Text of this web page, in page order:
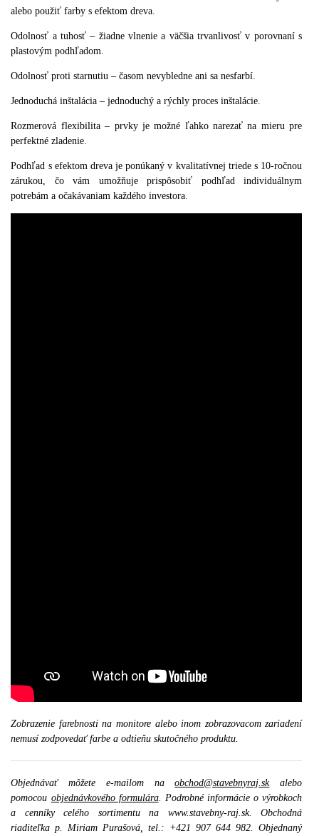
alebo použiť farby s efektom dreva.
Odolnosť a tuhosť – žiadne vlnenie a väčšia trvanlivosť v porovnaní s
plastovým podhľadom.
Odolnosť proti starnutiu – časom nevybledne ani sa nesfarbí.
Jednoduchá inštalácia – jednoduchý a rýchly proces inštalácie.
Rozmerová flexibilita – prvky je možné ľahko narezať na mieru pre
perfektné zladenie.
Podhľad s efektom dreva je ponúkaný v kvalitatívnej triede s 10-ročnou
zárukou, čo vám umožňuje prispôsobiť podhľad individuálnym
potrebám a očakávaniam každého investora.
Zobrazenie farebnosti na monitore alebo inom zobrazovacom zariadení
nemusí zodpovedať farbe a odtieňu skutočného produktu.
Objednávať môžete e-mailom naobchod@stavebnyraj.skalebo
pomocou objednávkového formulára. Podrobné informácie o výrobkoch
a cenníky celého sortimentu na www.stavebny-raj.sk. Obchodná
riaditeľka p. Miriam Purašová, tel.: +421 907 644 982. Objednaný